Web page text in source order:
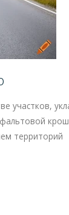
участков,
территорий